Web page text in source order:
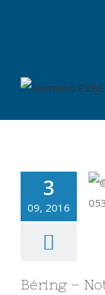
3
09, 2016
Béring –